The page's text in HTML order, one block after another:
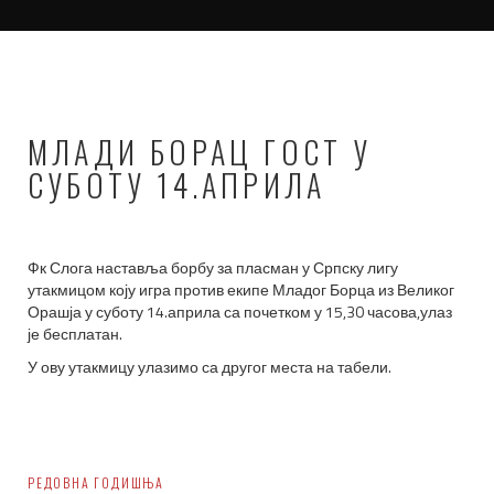
МЛАДИ БОРАЦ ГОСТ У
СУБОТУ 14.АПРИЛА
Фк Слога наставља борбу за пласман у Српску лигу
утакмицом коју игра против екипе Младог Борца из Великог
Орашја у суботу 14.априла са почетком у 15,30 часова,улаз
је бесплатан.
У ову утакмицу улазимо са другог места на табели.
РЕДОВНА ГОДИШЊА